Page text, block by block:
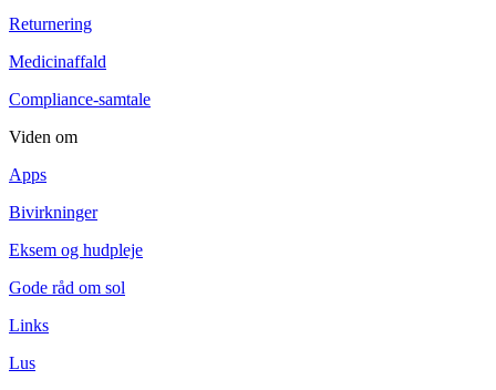
Returnering
Medicinaffald
Compliance-samtale
Viden om
Apps
Bivirkninger
Eksem og hudpleje
Gode råd om sol
Links
Lus